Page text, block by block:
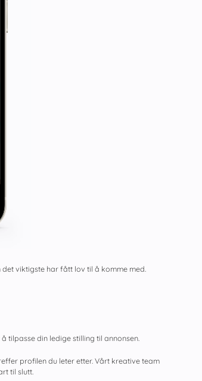
viktigste har fått lov til å komme med.
tilpasse din ledige stilling til annonsen.
profilen du leter etter. Vårt kreative team
til slutt.